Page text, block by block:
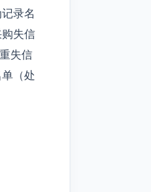
录名
失信
失信
（处